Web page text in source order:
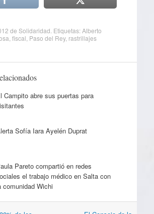
de Solidaridad . Etiquetas:Alberto
fiscal Paso del Rey, rastrillajes
Campito abre sus puertas para
Sofía Iara Ayelén Duprat
Pareto compartió en redes
el trabajo médico en Salta con
comunidad Wichi